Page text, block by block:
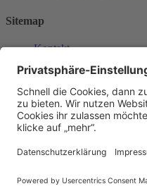
Sitemap
Kontakt
Kontakt
Kontakt
aufnehmen
Datenschutzeinstellungen